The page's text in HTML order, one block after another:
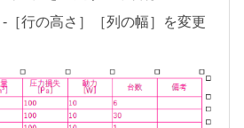
［行の高さ］［列の幅］を変更